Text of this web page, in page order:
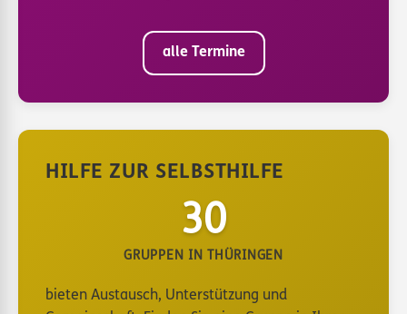
alle Termine
HILFE ZUR SELBSTHILFE
30
GRUPPEN IN THÜRINGEN
bieten Austausch, Unterstützung und